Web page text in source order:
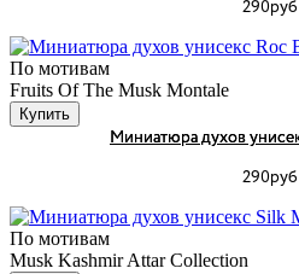
290руб
По мотивам
Fruits Of The Musk Montale
Купить
Миниатюра духов
290руб
По мотивам
Musk Kashmir Attar Collection